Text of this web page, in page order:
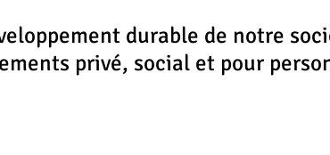
durable de notre
privé, social et pour